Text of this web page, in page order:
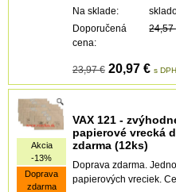
Na sklade:
Doporučená
cena:
24,57
23,97 € 20,97 € s DPH
Akcia
-13%
Doprava
zdarma
VAX 121 -
papierové vrecká
zdarma (12ks)
Doprava zdarma.
papierových vreciek.